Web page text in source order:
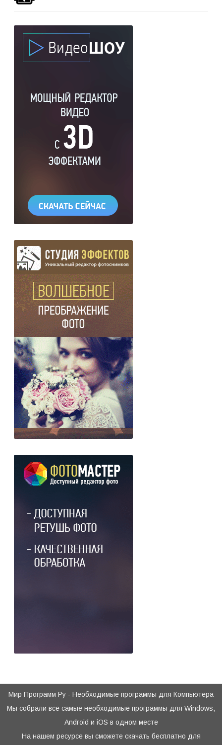
Мир Программ Ру - Необходимые программы для Компьютера
Мы собрали все самые необходимые программы для Windows,
Android и iOS в одном месте
На нашем ресурсе вы сможете скачать бесплатно для